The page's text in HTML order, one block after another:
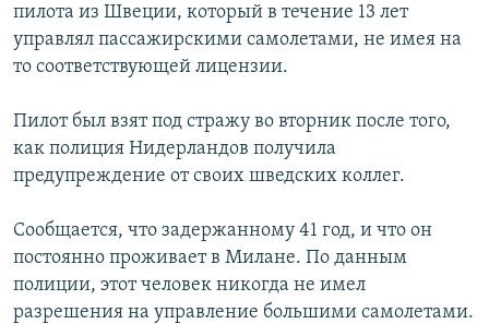
поиску
СИБИРЬ.РЕАЛИИ
РАСПИСАНИЕ ВЕЩАНИЯ
ПОДПИШИТЕСЬ НА РАССЫЛКУ
пилота из Швеции, который в течение 13 лет
управлял пассажирскими самолетами, не имея на
то соответствующей лицензии.
Пилот был взят под стражу во вторник после того,
как полиция Нидерландов получила
предупреждение от своих шведских коллег.
Сообщается, что задержанному 41 год, и что он
постоянно проживает в Милане. По данным
полиции, этот человек никогда не имел
разрешения на управление большими самолетами.